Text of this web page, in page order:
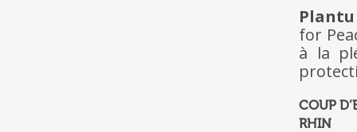
Plantu
for
à la
COUP
RHIN